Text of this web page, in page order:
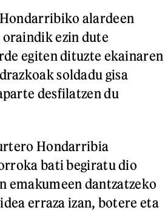
alardeen
ezin dute
egiten dituzte ekainaren
soldadu gisa
desfilatzen du
Hondarribia
bati begiratu dio
emakumeen dantzatzeko
erraza izan, botere eta